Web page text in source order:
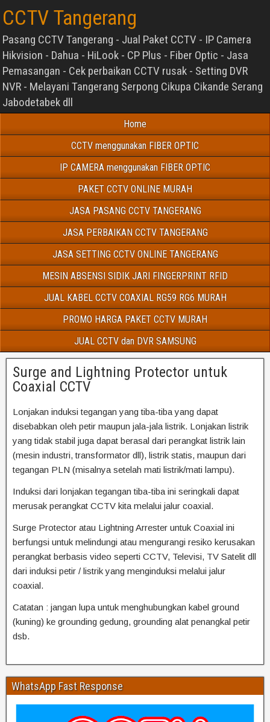
CCTV Tangerang
Pasang CCTV Tangerang - Jual Paket CCTV - IP Camera
Hikvision - Dahua - HiLook - CP Plus - Fiber Optic - Jasa
Pemasangan - Cek perbaikan CCTV rusak - Setting DVR
NVR - Melayani Tangerang Serpong Cikupa Cikande Serang
Jabodetabek dll
Home
CCTV menggunakan FIBER OPTIC
IP CAMERA menggunakan FIBER OPTIC
PAKET CCTV ONLINE MURAH
JASA PASANG CCTV TANGERANG
JASA PERBAIKAN CCTV TANGERANG
JASA SETTING CCTV ONLINE TANGERANG
MESIN ABSENSI SIDIK JARI FINGERPRINT RFID
JUAL KABEL CCTV COAXIAL RG59 RG6 MURAH
PROMO HARGA PAKET CCTV MURAH
JUAL CCTV dan DVR SAMSUNG
Surge and Lightning Protector untuk
Coaxial CCTV
Lonjakan induksi tegangan yang tiba-tiba yang dapat
disebabkan oleh petir maupun jala-jala listrik. Lonjakan listrik
yang tidak stabil juga dapat berasal dari perangkat listrik lain
(mesin industri, transformator dll), listrik statis, maupun dari
tegangan PLN (misalnya setelah mati listrik/mati lampu).
Induksi dari lonjakan tegangan tiba-tiba ini seringkali dapat
merusak perangkat CCTV kita melalui jalur coaxial.
Surge Protector atau Lightning Arrester untuk Coaxial ini
berfungsi untuk melindungi atau mengurangi resiko kerusakan
perangkat berbasis video seperti CCTV, Televisi, TV Satelit dll
dari induksi petir / listrik yang menginduksi melalui jalur
coaxial.
Catatan : jangan lupa untuk menghubungkan kabel ground
(kuning) ke grounding gedung, grounding alat penangkal petir
dsb.
WhatsApp Fast Response